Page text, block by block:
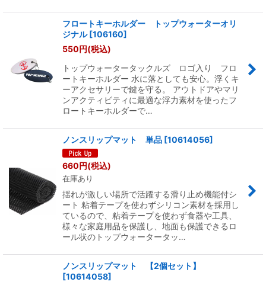
フロートキーホルダー トップウォーターオリ
ジナル [106160]
550円(税込)
トップウォータータックルズ ロゴ入り フロ
ートキーホルダー 水に落としても安心。浮くキ
ーアクセサリーで鍵を守る。 アウトドアやマリ
ンアクティビティに最適な浮力素材を使ったフ
ロートキーホルダーで…
ノンスリップマット 単品 [10614056]
660円(税込)
在庫あり
揺れが激しい場所で活躍する滑り止め機能付シ
ート 粘着テープを使わずシリコン素材を採用し
ているので、粘着テープを使わず食器や工具、
様々な家庭用品を保護し、地面も保護できるロ
ール状のトップウォータータッ…
ノンスリップマット 【2個セット】
[10614058]